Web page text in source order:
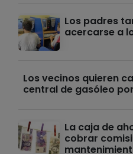
Los padres
acercarse a
Los vecinos quieren
central de gasóleo
La caja de
cobrar